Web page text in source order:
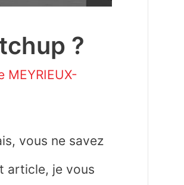
?
MEYRIEUX-
vous ne savez
article, je vous